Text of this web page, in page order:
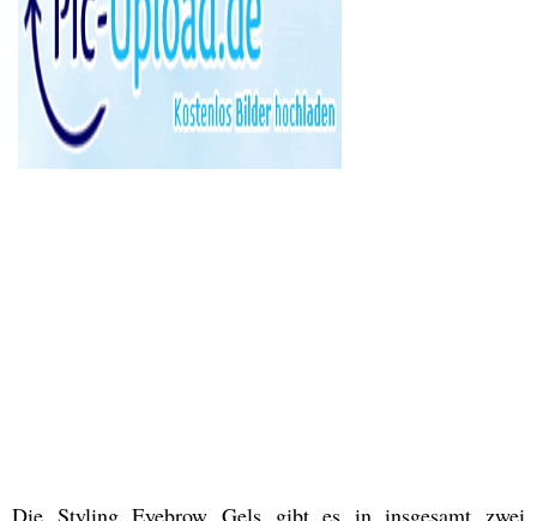
Die Styling Eyebrow Gels gibt es in insgesamt zwei